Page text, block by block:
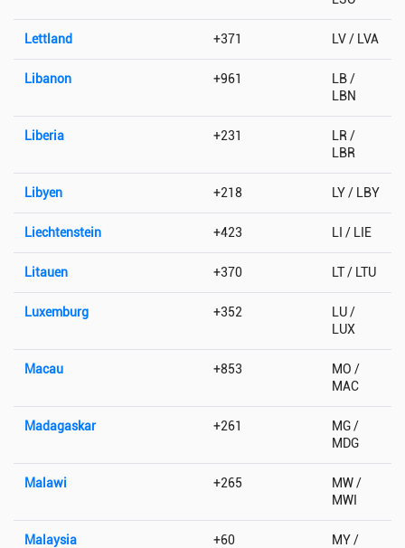
Lettland +371 LV / LVA
Libanon +961
LB /
LBN
Liberia +231
LR /
LBR
Libyen +218 LY / LBY
Liechtenstein +423 LI / LIE
Litauen +370 LT / LTU
Luxemburg +352
LU /
LUX
Macau +853
MO /
MAC
Madagaskar +261
MG /
MDG
Malawi +265
MW /
MWI
Malaysia +60
MY /